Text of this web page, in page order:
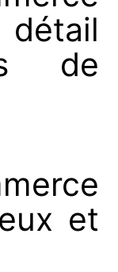
de
et